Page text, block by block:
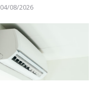
Posted
04/08/2026